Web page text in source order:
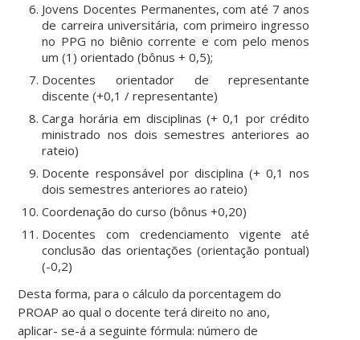
Jovens Docentes Permanentes, com até 7 anos
de carreira universitária, com primeiro ingresso
no PPG no biênio corrente e com pelo menos
um (1) orientado (bônus + 0,5);
Docentes orientador de representante
discente (+0,1 / representante)
Carga horária em disciplinas (+ 0,1 por crédito
ministrado nos dois semestres anteriores ao
rateio)
Docente responsável por disciplina (+ 0,1 nos
dois semestres anteriores ao rateio)
Coordenação do curso (bônus +0,20)
Docentes com credenciamento vigente até
conclusão das orientações (orientação pontual)
(-0,2)
Desta forma, para o cálculo da porcentagem do
PROAP ao qual o docente terá direito no ano,
aplicar- se-á a seguinte fórmula: número de